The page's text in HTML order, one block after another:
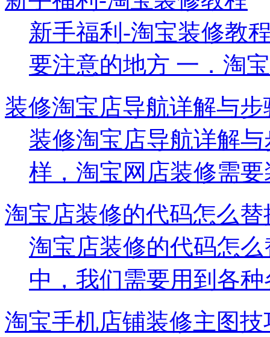
新手福利-淘宝装修教
要注意的地方 一．淘
装修淘宝店导航详解与
装修淘宝店导航详解
样，淘宝网店装修需
淘宝店装修的代码怎么替
淘宝店装修的代码怎
中，我们需要用到各
淘宝手机店铺装修主图